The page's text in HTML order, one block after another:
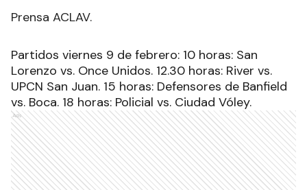
Prensa ACLAV.
Partidos viernes 9 de febrero: 10 horas: San
Lorenzo vs. Once Unidos. 12.30 horas: River vs.
UPCN San Juan. 15 horas: Defensores de Banfield
vs. Boca. 18 horas: Policial vs. Ciudad Vóley.
Ads